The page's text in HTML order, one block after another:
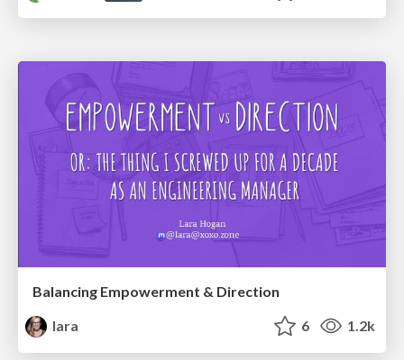
Balancing Empowerment & Direction
lara
6 1.2k